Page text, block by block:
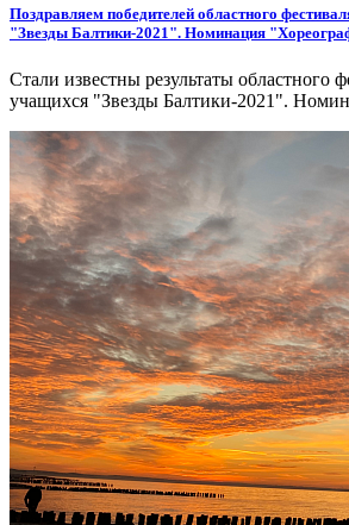
Поздравляем победителей областного
"Звезды Балтики-2021". Номинация
Стали известны результаты областного
учащихся "Звезды Балтики-2021".